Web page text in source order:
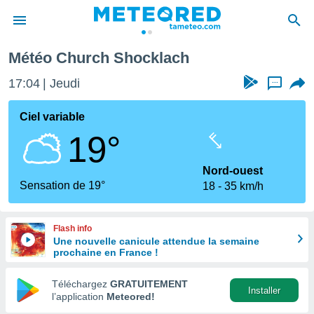
de
en
Météo Church Shocklach
17:04 Jeudi ...
Ciel variable
19°
Sensation de 19°
Nord-ouest
18
35 km/h
Flash info
Une nouvelle canicule attendue la semaine
prochaine en France !
Téléchargez GRATUITEMENT
l’application Meteored!
Installer